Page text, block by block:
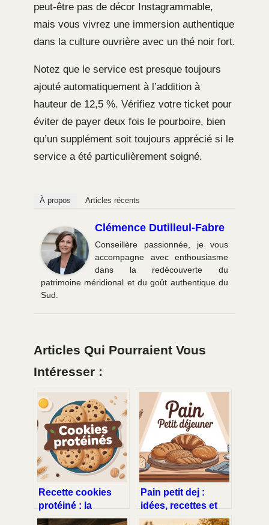
peut-être pas de décor Instagrammable,
mais vous vivrez une immersion authentique
dans la culture ouvrière avec un thé noir fort.
Notez que le service est presque toujours
ajouté automatiquement à l’addition à
hauteur de 12,5 %. Vérifiez votre ticket pour
éviter de payer deux fois le pourboire, bien
qu’un supplément soit toujours apprécié si le
service a été particulièrement soigné.
À propos Articles récents
Clémence Dutilleul-Fabre
Conseillère passionnée, je vous
accompagne avec enthousiasme
dans la redécouverte du
patrimoine méridional et du goût authentique du
Sud.
Articles Qui Pourraient Vous
Intéresser :
Recette cookies
protéiné : la
méthode simple
Pain petit dej :
idées, recettes et
conseils pour un